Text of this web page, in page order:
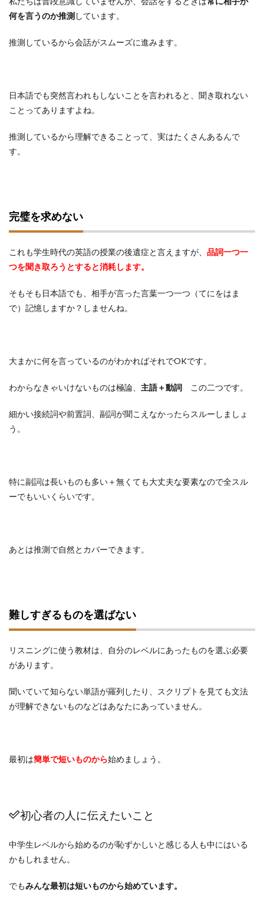
何を言うのか推測 しています。
推測しているから会話がスムーズに進みます。
日本語でも突然言われもしないことを言われると、聞き取れない
ことってありますよね。
推測しているから理解できることって、実はたくさんあるんで
す。
完璧を求めない
これも学生時代の英語の授業の後遺症と言えますが、 品詞一つ一
つを聞き取ろうとすると消耗します。
そもそも日本語でも、相手が言った言葉一つ一つ（てにをはま
で）記憶しますか？しませんね。
大まかに何を言っているのがわかればそれでOKです。
わからなきゃいけないものは極論、 主語＋動詞 この二つです。
細かい接続詞や前置詞、副詞が聞こえなかったらスルーしましょ
う。
特に副詞は長いものも多い＋無くても大丈夫な要素なので全スル
ーでもいいくらいです。
あとは推測で自然とカバーできます。
難しすぎるものを選ばない
リスニングに使う教材は、自分のレベルにあったものを選ぶ必要
があります。
聞いていて知らない単語が羅列したり、スクリプトを見ても文法
が理解できないものなどはあなたにあっていません。
最初は簡単で短いものから始めましょう。
初心者の人に伝えたいこと
中学生レベルから始めるのが恥ずかしいと感じる人も中にはいる
かもしれません。
でもみんな最初は短いものから始めています。